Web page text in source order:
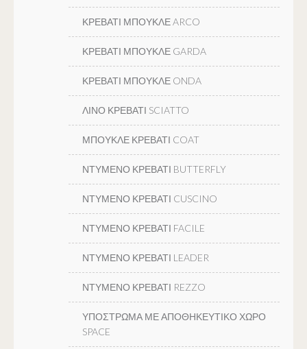
ΚΡΕΒΑΤΙ ΜΠΟΥΚΛΕ ARCO
ΚΡΕΒΑΤΙ ΜΠΟΥΚΛΕ GARDA
ΚΡΕΒΑΤΙ ΜΠΟΥΚΛΕ ONDA
ΛΙΝΟ ΚΡΕΒΑΤΙ SCIATTO
ΜΠΟΥΚΛΕ ΚΡΕΒΑΤΙ COAT
ΝΤΥΜΕΝΟ ΚΡΕΒΑΤΙ BUTTERFLY
ΝΤΥΜΕΝΟ ΚΡΕΒΑΤΙ CUSCINO
ΝΤΥΜΕΝΟ ΚΡΕΒΑΤΙ FACILE
ΝΤΥΜΕΝΟ ΚΡΕΒΑΤΙ LEADER
ΝΤΥΜΕΝΟ ΚΡΕΒΑΤΙ REZZO
ΥΠΟΣΤΡΩΜΑ ΜΕ ΑΠΟΘΗΚΕΥΤΙΚΟ ΧΩΡΟ
SPACE